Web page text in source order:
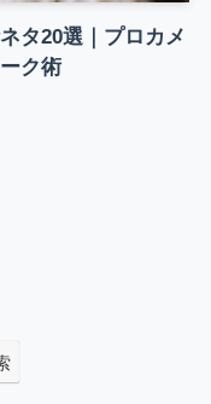
タ20選｜プロカメ
ク術